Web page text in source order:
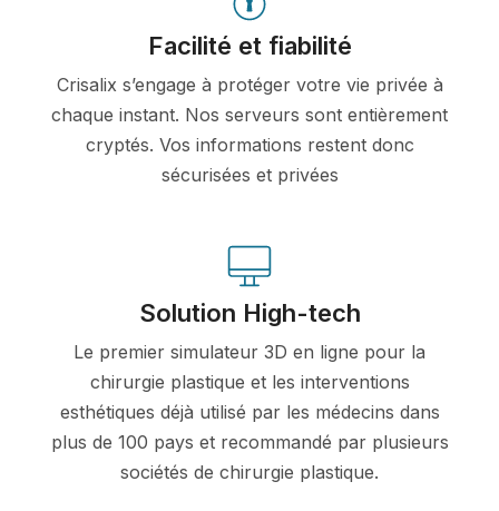
Facilité et fiabilité
Crisalix s’engage à protéger votre vie privée à
chaque instant. Nos serveurs sont entièrement
cryptés. Vos informations restent donc
sécurisées et privées
Solution High-tech
Le premier simulateur 3D en ligne pour la
chirurgie plastique et les interventions
esthétiques déjà utilisé par les médecins dans
plus de 100 pays et recommandé par plusieurs
sociétés de chirurgie plastique.